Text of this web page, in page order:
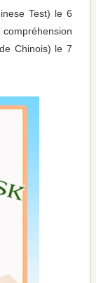
Test) le 6
Chinois) le 7